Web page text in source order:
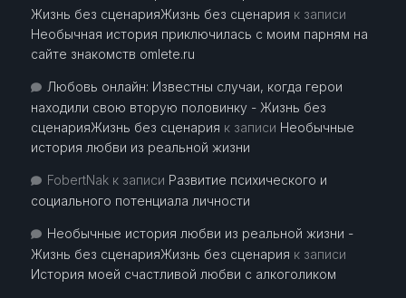
Жизнь без сценарияЖизнь без сценария к записи
Необычная история приключилась с моим парням на
сайте знакомств omlete.ru
Любовь онлайн: Известны случаи, когда герои
находили свою вторую половинку - Жизнь без
сценарияЖизнь без сценария к записи Необычные
история любви из реальной жизни
FobertNakк записи Развитие психического и
социального потенциала личности
Необычные история любви из реальной жизни -
Жизнь без сценарияЖизнь без сценария к записи
История моей счастливой любви с алкоголиком